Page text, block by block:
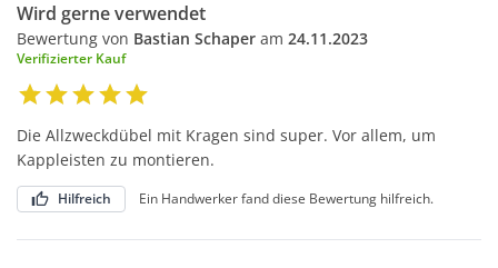
Wird gerne verwendet
Bewertung von Bastian Schaper am 24.11.2023
Verifizierter Kauf
Die Allzweckdübel mit Kragen sind super. Vor allem, um
Kappleisten zu montieren.
Hilfreich Ein Handwerker fand diese Bewertung hilfreich.